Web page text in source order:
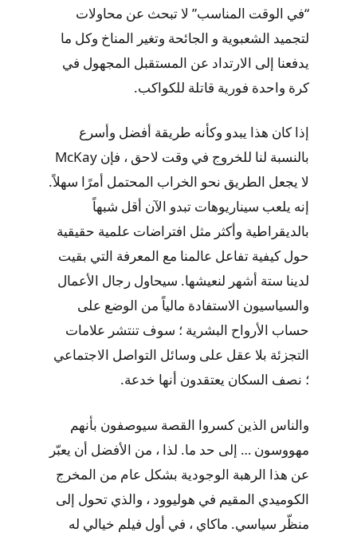
“في الوقت المناسب” لا تبحث عن محاولات
لتجميد الشعبوية و الجائحة وتغير المناخ وكل ما
يدفعنا إلى الارتداد عن المستقبل المجهول في
كرة واحدة فورية قاتلة للكواكب.
إذا كان هذا يبدو وكأنه طريقة أفضل وأسرع
بالنسبة لنا للخروج في وقت لاحق ، فإن McKay
لا يجعل الطريق نحو الخراب المحتمل أمرًا سهلاً.
إنه يلعب سيناريوهات تبدو الآن أقل شبهاً
بالديقراطية وأكثر مثل افتراضات علمية حقيقية
حول كيفية تفاعل عالمنا مع المعرفة التي بقيت
لدينا ستة أشهر لنعيشها. سيحاول رجال الأعمال
والسياسيون الاستفادة مالياً من الوضع على
حساب الأرواح البشرية ؛ سوف تنتشر علامات
التجزئة بلا عقل على وسائل التواصل الاجتماعي
؛ نصف السكان يعتقدون أنها خدعة.
والناس الذين كسروا القصة سيوصفون بأنهم
مهووسون … إلى حد ما. لذا ، من الأفضل أن يعبّر
عن هذا الرهبة الوجودية بشكل عام من المخرج
الكوميدي المقيم في هوليوود ، والذي تحول إلى
منظّر سياسي. ماكاي ، في أول فيلم خيالي له